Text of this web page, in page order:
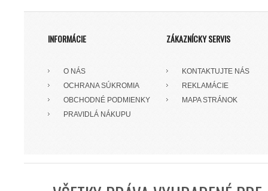
INFORMÁCIE
O NÁS
OCHRANA SÚKROMIA
OBCHODNÉ PODMIENKY
PRAVIDLÁ NÁKUPU
ZÁKAZNÍCKY SERVIS
KONTAKTUJTE NÁS
REKLAMÁCIE
MAPA STRÁNOK